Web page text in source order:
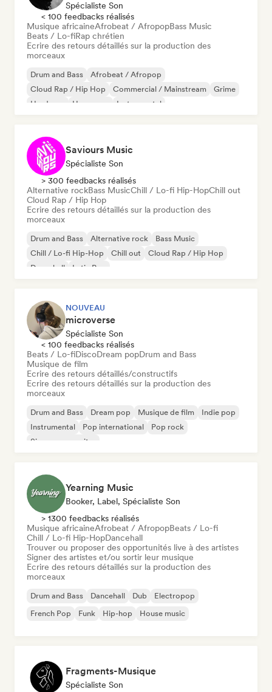
Spécialiste Son
< 100 feedbacks réalisés
Musique africaineAfrobeat / AfropopBass Music
Beats / Lo-fiRap chrétien
Ecrire des retours détaillés sur la production des
morceaux
Drum and Bass
Afrobeat / Afropop
Cloud Rap / Hip Hop
Commercial / Mainstream
Grime
Hardcore
Hyperpop Instrumental
Saviours Music
Spécialiste Son
> 300 feedbacks réalisés
Alternative rockBass MusicChill / Lo-fi Hip-HopChill out
Cloud Rap / Hip Hop
Ecrire des retours détaillés sur la production des
morceaux
Drum and Bass Alternative rock
Bass Music
Chill / Lo-fi Hip-Hop
Chill out
Cloud Rap / Hip Hop
Dancehall
Latin Pop
NOUVEAU
microverse
Spécialiste Son
< 100 feedbacks réalisés
Beats / Lo-fiDiscoDream popDrum and Bass
Musique de film
Ecrire des retours détaillés/constructifs
Ecrire des retours détaillés sur la production des
morceaux
Drum and Bass Dream pop Musique de film
Indie pop
Instrumental
Pop international
Pop rock
Singer-songwriter
Yearning Music
Booker, Label, Spécialiste Son
> 1300 feedbacks réalisés
Musique africaineAfrobeat / AfropopBeats / Lo-fi
Chill / Lo-fi Hip-HopDancehall
Trouver ou proposer des opportunités live à des artistes
Signer des artistes et/ou sortir leur musique
Ecrire des retours détaillés sur la production des
morceaux
Drum and Bass Dancehall Dub
Electropop
French Pop
Funk Hip-hop House music
Fragments-Musique
Spécialiste Son